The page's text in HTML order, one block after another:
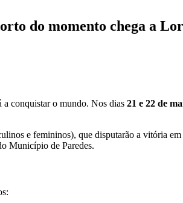
do momento chega a
a conquistar o mundo. Nos dias 21 e 22 de
e femininos), que disputarão a vitória
Município de Paredes.